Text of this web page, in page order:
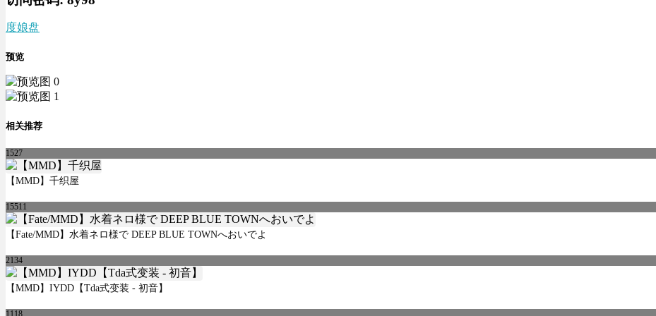
度娘盘
预览
相关推荐
1527
【MMD】千织屋
15511
【Fate/MMD】水着ネロ様で DEEP BLUE TOWNへおいでよ
2134
【MMD】IYDD【Tda式变装 - 初音】